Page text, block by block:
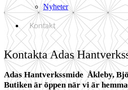
Nyheter
Kontakt
Kontakta Adas
Adas Hantverkssmide Åkleby,
Butiken är öppen när vi är